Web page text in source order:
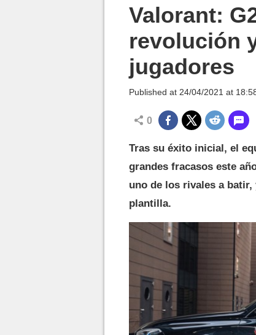
Valorant:
revolución
jugadores
Published at 24/04/2021 at
0
Tras su éxito inicial, el
grandes fracasos este
uno de los rivales a
plantilla.